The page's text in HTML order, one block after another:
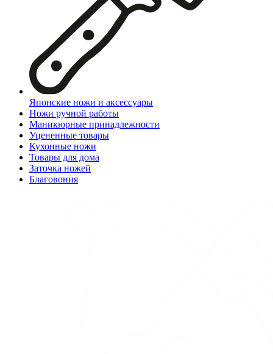
Японские ножи и аксессуары
Ножи ручной работы
Маникюрные принадлежности
Уцененные товары
Кухонные ножи
Товары для дома
Заточка ножей
Благовония